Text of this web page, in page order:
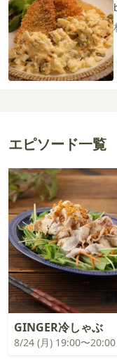
エピソード一覧
GINGER冷しゃぶ
8/24 (月) 19:00〜20:00